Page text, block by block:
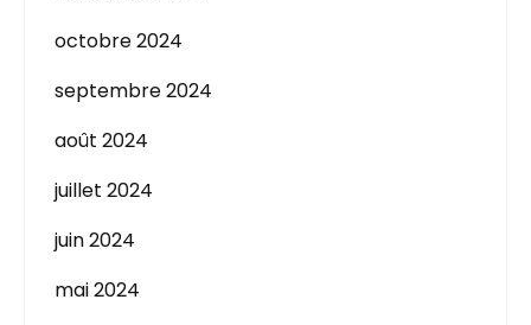
octobre 2024
septembre 2024
août 2024
juillet 2024
juin 2024
mai 2024